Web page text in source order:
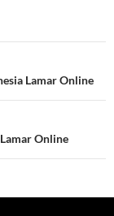
Lamar Online
Online